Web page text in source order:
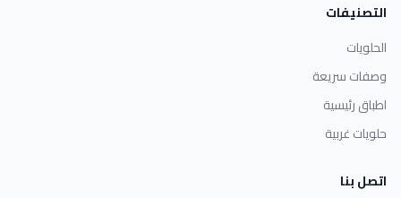
التصنيفات
الحلويات
وصفات سريعة
اطباق رئيسية
حلويات غربية
اتصل بنا